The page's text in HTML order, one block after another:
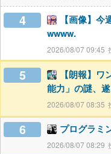
4
【画像】
wwww.
2026/08/07 09:45
5
【朗報】
能力」の謎、
2026/08/07 08:35
6 プログラミ
2026/08/07 08:29